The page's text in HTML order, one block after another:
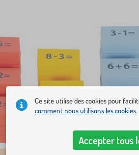
Ce site utilise des cookies pour
comment nous utilisons les cookies.
Accepter tous